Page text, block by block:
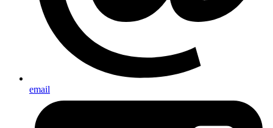
email